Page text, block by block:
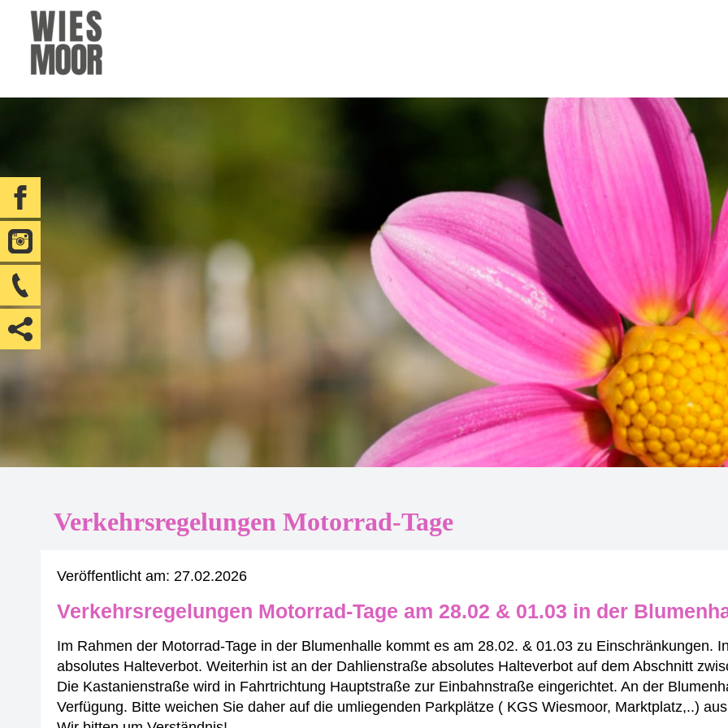
Verkehrsregelungen Motorrad-Tage
Veröffentlicht am: 27.02.2026
Verkehrsregelungen Motorrad-Tage am 28.02 & 01.03 in der
Im Rahmen der Motorrad-Tage in der Blumenhalle kommt es am 28.02. & 01.03 zu Einschränkungen.
absolutes Halteverbot. Weiterhin ist an der Dahlienstraße absolutes Halteverbot auf dem Abschnitt
Die Kastanienstraße wird in Fahrtrichtung Hauptstraße zur Einbahnstraße eingerichtet. An der
Verfügung. Bitte weichen Sie daher auf die umliegenden Parkplätze ( KGS Wiesmoor, Marktplatz,..)